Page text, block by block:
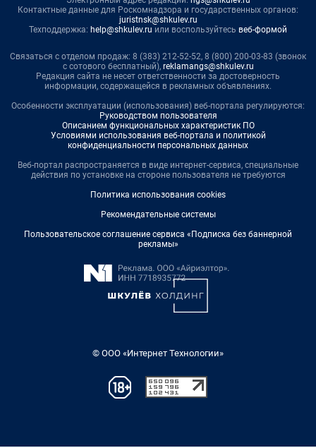
Контактные данные для Роскомнадзора и государственных органов:
juristnsk@shkulev.ru
Техподдержка: help@shkulev.ru или воспользуйтесь веб-формой
Связаться с отделом продаж: 8 (383) 212-52-52, 8 (800) 200-03-83 (звонок
с сотового бесплатный), reklamangs@shkulev.ru
Редакция сайта не несет ответственности за достоверность
информации, содержащейся в рекламных объявлениях.
Особенности эксплуатации (использования) веб-портала регулируются:
Руководством пользователя
Описанием функциональных характеристик ПО
Условиями использования веб-портала и политикой
конфиденциальности персональных данных
Веб-портал распространяется в виде интернет-сервиса, специальные
действия по установке на стороне пользователя не требуются
Политика использования cookies
Рекомендательные системы
Пользовательское соглашение сервиса «Подписка без баннерной
рекламы»
© ООО «Интернет Технологии»